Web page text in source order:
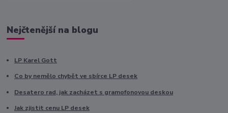
Nejčtenější na blogu
LP Karel Gott
Co by nemělo chybět ve sbírce LP desek
Desatero rad, jak zacházet s gramofonovou deskou
Jak zjistit cenu LP desek